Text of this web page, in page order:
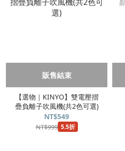
販售結束
【選物｜KINYO】雙電壓摺
疊負離子吹風機(共2色可選)
NT$549
NT$999 5.5折